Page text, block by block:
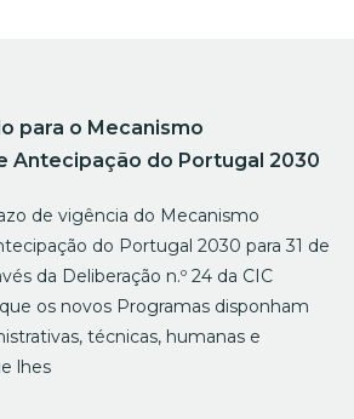
para o Mecanismo
Antecipação do Portugal 2030
de vigência do Mecanismo
do Portugal 2030 para 31 de
da Deliberação n.º 24 da CIC
os novos Programas disponham
técnicas, humanas e
lhes